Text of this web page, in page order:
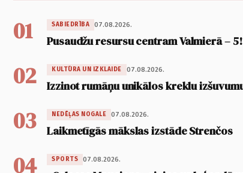
01 SABIEDRĪBA 07.08.2026.
Pusaudžu resursu centram Valmierā – 5!
02 KULTŪRA UN IZKLAIDE 07.08.2026.
Izzinot rumāņu unikālos kreklu
03 NEDĒĻAS NOGALE 07.08.2026.
Laikmetīgās mākslas izstāde Strenčos
04 SPORTS 07.08.2026.